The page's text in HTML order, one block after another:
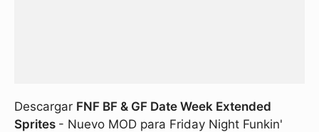
Descargar FNF BF & GF Date Week Extended
Sprites - Nuevo MOD para Friday Night Funkin'